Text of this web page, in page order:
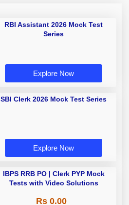
RBI Assistant 2026 Mock Test
Series
Explore Now
SBI Clerk 2026 Mock Test Series
Explore Now
IBPS RRB PO | Clerk PYP Mock
Tests with Video Solutions
Rs 0.00